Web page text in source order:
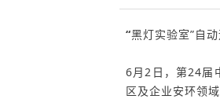
“黑灯实验室”自动
6月2日，第24届
区及企业安环领